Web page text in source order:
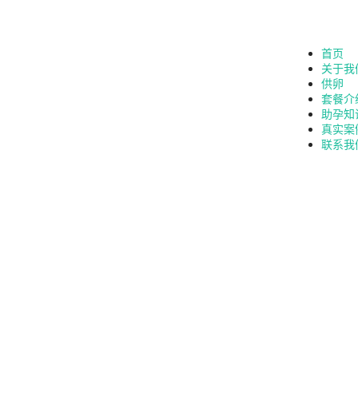
首页
关于我
供卵
套餐介
助孕知
真实案
联系我